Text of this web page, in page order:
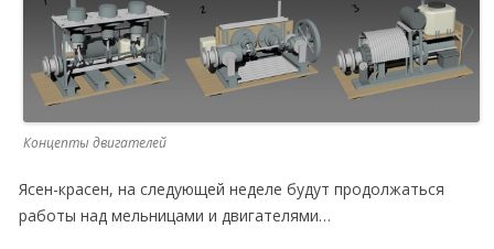
Концепты двигателей
Ясен-красен, на следующей неделе будут продолжаться
работы над мельницами и двигателями…